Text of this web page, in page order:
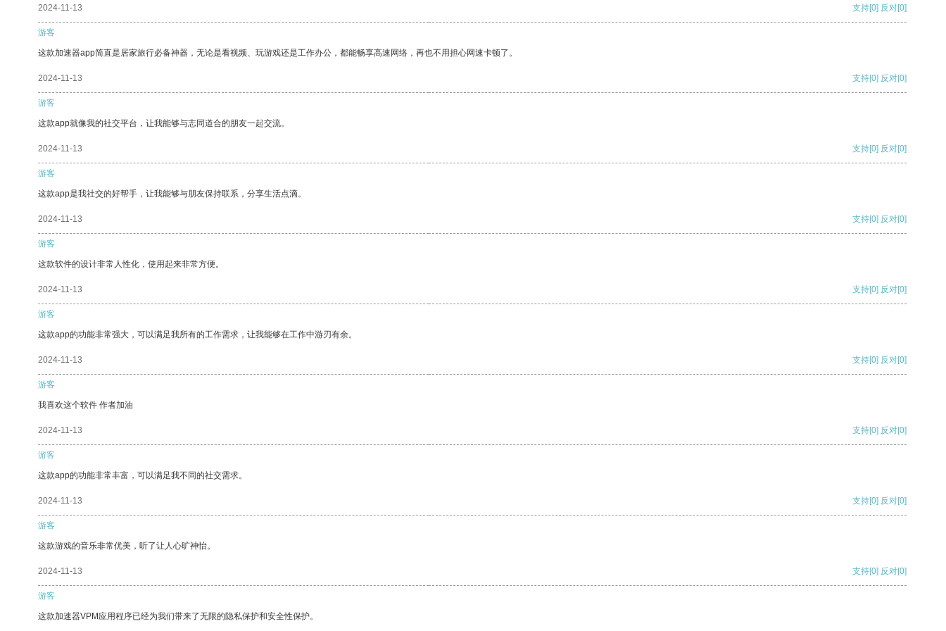
2024-11-13 支持[0] 反对[0]
游客
这款加速器app简直是居家旅行必备神器，无论是看视频、玩游戏还是工作办公，都能畅享高速网络，再也不用担心网速卡顿了。
2024-11-13 支持[0] 反对[0]
游客
这款app就像我的社交平台，让我能够与志同道合的朋友一起交流。
2024-11-13 支持[0] 反对[0]
游客
这款app是我社交的好帮手，让我能够与朋友保持联系，分享生活点滴。
2024-11-13 支持[0] 反对[0]
游客
这款软件的设计非常人性化，使用起来非常方便。
2024-11-13 支持[0] 反对[0]
游客
这款app的功能非常强大，可以满足我所有的工作需求，让我能够在工作中游刃有余。
2024-11-13 支持[0] 反对[0]
游客
我喜欢这个软件 作者加油
2024-11-13 支持[0] 反对[0]
游客
这款app的功能非常丰富，可以满足我不同的社交需求。
2024-11-13 支持[0] 反对[0]
游客
这款游戏的音乐非常优美，听了让人心旷神怡。
2024-11-13 支持[0] 反对[0]
游客
这款加速器VPM应用程序已经为我们带来了无限的隐私保护和安全性保护。